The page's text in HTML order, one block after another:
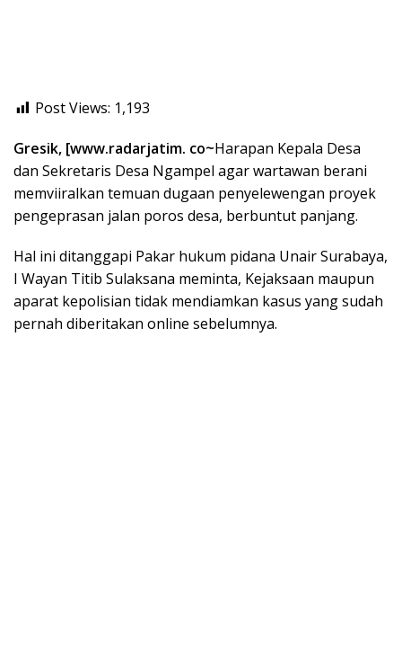
Post Views: 1,193
Gresik, [www.radarjatim. co~Harapan Kepala Desa
dan Sekretaris Desa Ngampel agar wartawan berani
memviiralkan temuan dugaan penyelewengan proyek
pengeprasan jalan poros desa, berbuntut panjang.
Hal ini ditanggapi Pakar hukum pidana Unair Surabaya,
I Wayan Titib Sulaksana meminta, Kejaksaan maupun
aparat kepolisian tidak mendiamkan kasus yang sudah
pernah diberitakan online sebelumnya.